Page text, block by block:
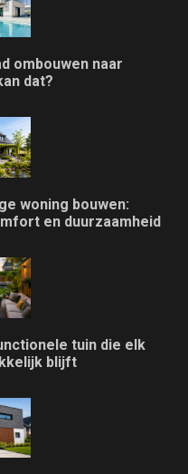
ombouwen naar
dat?
woning bouwen:
en duurzaamheid
tuin die elk
blijft